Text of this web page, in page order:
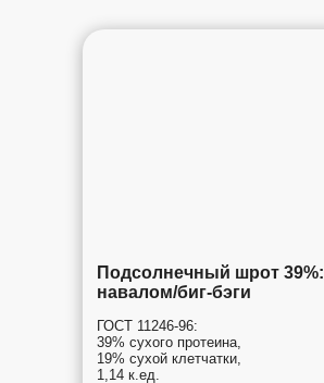
Подсолнечный шрот 39%:
навалом/биг-бэги
ГОСТ 11246-96:
39% сухого протеина,
19% сухой клетчатки,
1,14 к.ед.